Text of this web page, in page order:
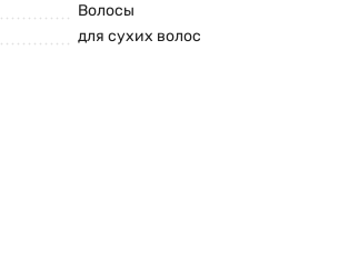
Волосы
для сухих волос